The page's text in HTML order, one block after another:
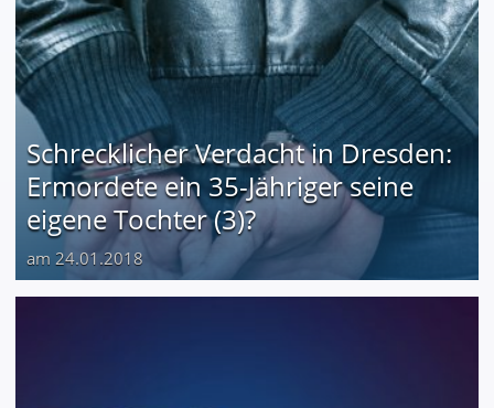
Schrecklicher Verdacht in Dresden:
Ermordete ein 35-Jähriger seine
eigene Tochter (3)?
am 24.01.2018